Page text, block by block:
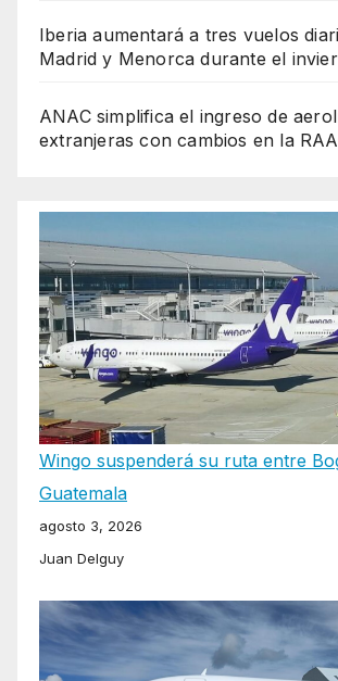
Iberia aumentará a tres vuelos
Madrid y Menorca durante el
ANAC simplifica el ingreso de
extranjeras con cambios en la
Wingo suspenderá su ruta entre
Guatemala
agosto 3, 2026
Juan Delguy